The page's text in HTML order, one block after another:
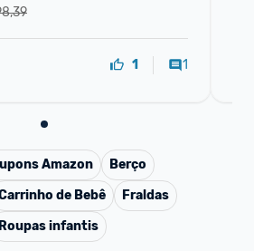
1 1
Amazon
Berço
de Bebê
Fraldas
Roupas infantis